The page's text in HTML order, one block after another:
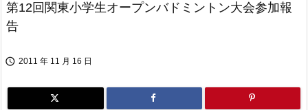
第12回関東小学生オープンバドミントン大会参加報
告
 2011 年 11 月 16 日